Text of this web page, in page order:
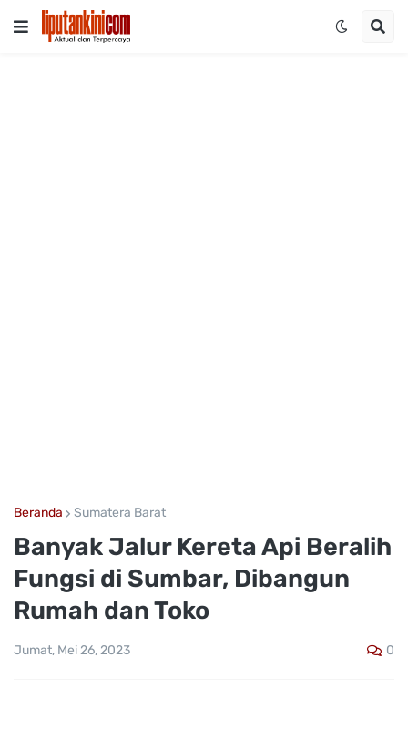
Beranda Sumatera Barat
Banyak Jalur Kereta Api Beralih
Fungsi di Sumbar, Dibangun
Rumah dan Toko
Jumat, Mei 26, 2023 0